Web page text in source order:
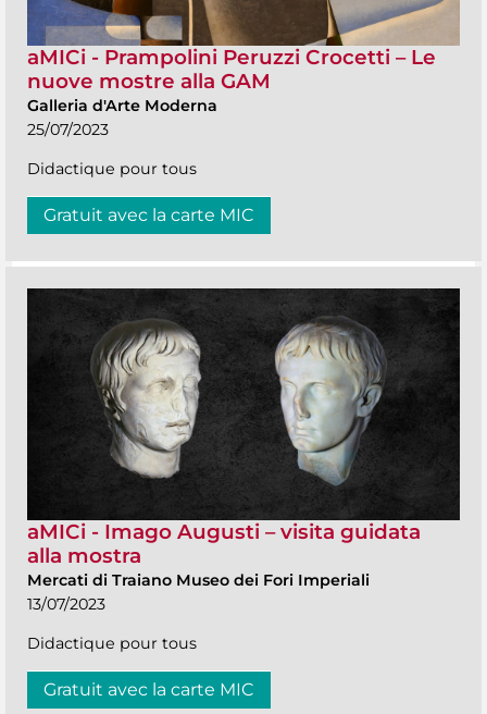
aMICi - Prampolini Peruzzi Crocetti – Le
nuove mostre alla GAM
Galleria d'Arte Moderna
25/07/2023
Didactique pour tous
Gratuit avec la carte MIC
aMICi - Imago Augusti – visita guidata
alla mostra
Mercati di Traiano Museo dei Fori Imperiali
13/07/2023
Didactique pour tous
Gratuit avec la carte MIC